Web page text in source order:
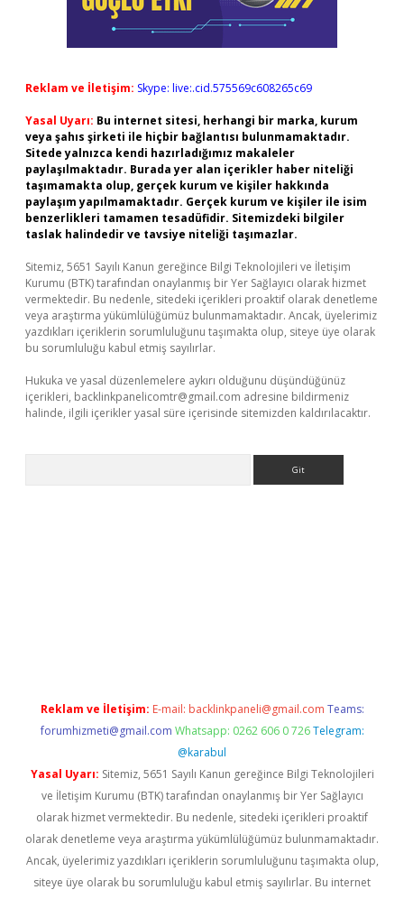
Reklam ve İletişim: Skype: live:.cid.575569c608265c69
Yasal Uyarı: Bu internet sitesi, herhangi bir marka, kurum
veya şahıs şirketi ile hiçbir bağlantısı bulunmamaktadır.
Sitede yalnızca kendi hazırladığımız makaleler
paylaşılmaktadır. Burada yer alan içerikler haber niteliği
taşımamakta olup, gerçek kurum ve kişiler hakkında
paylaşım yapılmamaktadır. Gerçek kurum ve kişiler ile isim
benzerlikleri tamamen tesadüfidir. Sitemizdeki bilgiler
taslak halindedir ve tavsiye niteliği taşımazlar.
Sitemiz, 5651 Sayılı Kanun gereğince Bilgi Teknolojileri ve İletişim
Kurumu (BTK) tarafından onaylanmış bir Yer Sağlayıcı olarak hizmet
vermektedir. Bu nedenle, sitedeki içerikleri proaktif olarak denetleme
veya araştırma yükümlülüğümüz bulunmamaktadır. Ancak, üyelerimiz
yazdıkları içeriklerin sorumluluğunu taşımakta olup, siteye üye olarak
bu sorumluluğu kabul etmiş sayılırlar.
Hukuka ve yasal düzenlemelere aykırı olduğunu düşündüğünüz
içerikleri, backlinkpanelicomtr@gmail.com adresine bildirmeniz
halinde, ilgili içerikler yasal süre içerisinde sitemizden kaldırılacaktır.
Reklam ve İletişim: E-mail: backlinkpaneli@gmail.com Teams:
forumhizmeti@gmail.com Whatsapp: 0262 606 0 726 Telegram:
@karabul
Yasal Uyarı: Sitemiz, 5651 Sayılı Kanun gereğince Bilgi Teknolojileri
ve İletişim Kurumu (BTK) tarafından onaylanmış bir Yer Sağlayıcı
olarak hizmet vermektedir. Bu nedenle, sitedeki içerikleri proaktif
olarak denetleme veya araştırma yükümlülüğümüz bulunmamaktadır.
Ancak, üyelerimiz yazdıkları içeriklerin sorumluluğunu taşımakta olup,
siteye üye olarak bu sorumluluğu kabul etmiş sayılırlar. Bu internet